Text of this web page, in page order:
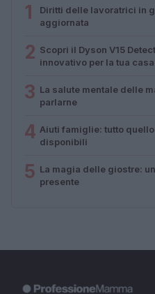
1
Diritti delle lavoratrici in
aggiornata
2 Scopri il Dyson V15
innovativo per la tua casa
3 La salute mentale delle
parlarne
4 Aiuti famiglie: tutto
disponibili
5 La magia delle giostre:
presente